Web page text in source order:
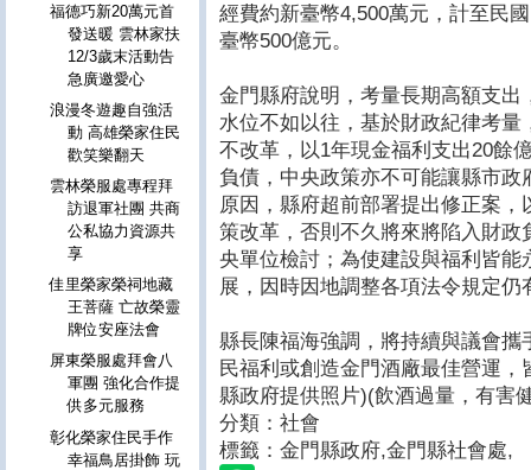
經費約新臺幣4,500萬元，計至民
臺幣500億元。
金門縣府說明，考量長期高額支
水位不如以往，基於財政紀律考
不改革，以1年現金福利支出20餘
負債，中央政策亦不可能讓縣市
原因，縣府超前部署提出修正案
策改革，否則不久將來將陷入財
央單位檢討；為使建設與福利皆
展，因時因地調整各項法令規定仍
縣長陳福海強調，將持續與議會
民福利或創造金門酒廠最佳營運
縣政府提供照片)(飲酒過量，有害
分類：社會
標籤：金門縣政府,金門縣社會處,
福德巧新20萬元首
發送暖 雲林家扶
12/3歲末活動告
急廣邀愛心
浪漫冬遊趣自強活
動 高雄榮家住民
歡笑樂翻天
雲林榮服處專程拜
訪退軍社團 共商
公私協力資源共
享
佳里榮家榮祠地藏
王菩薩 亡故榮靈
牌位安座法會
屏東榮服處拜會八
軍團 強化合作提
供多元服務
彰化榮家住民手作
幸福鳥居掛飾 玩